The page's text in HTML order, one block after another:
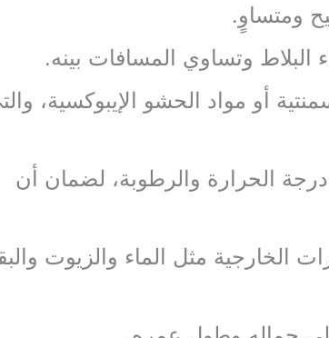
ومتساوٍ.
وتساوي المسافات بينه.
أو مواد الحشو الإيبوكسية،
الحرارة والرطوبة، لضمان أن
الخارجية مثل الماء والزيوت